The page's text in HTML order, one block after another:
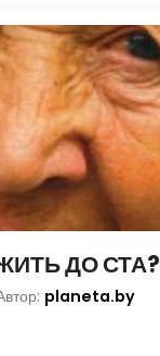
ДО СТА?
planeta.by